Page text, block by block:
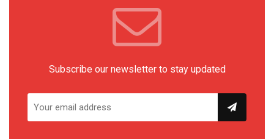
Subscribe our newsletter to stay updated